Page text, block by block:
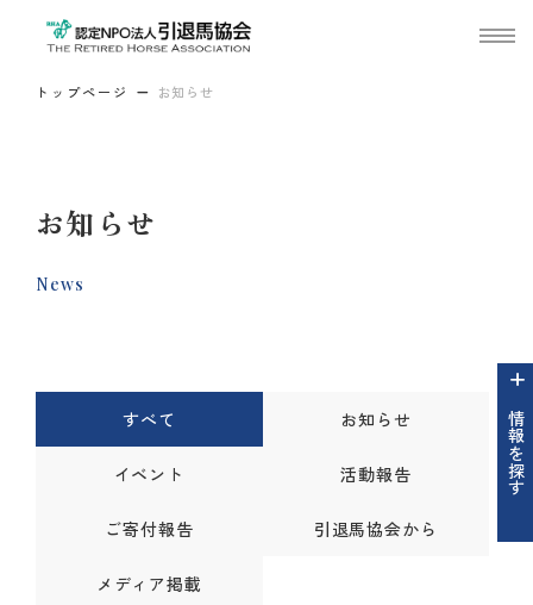
トップページ お知らせ
お知らせ
News
情報を探す
すべて お知らせ
イベント 活動報告
ご寄付報告 引退馬協会から
メディア掲載